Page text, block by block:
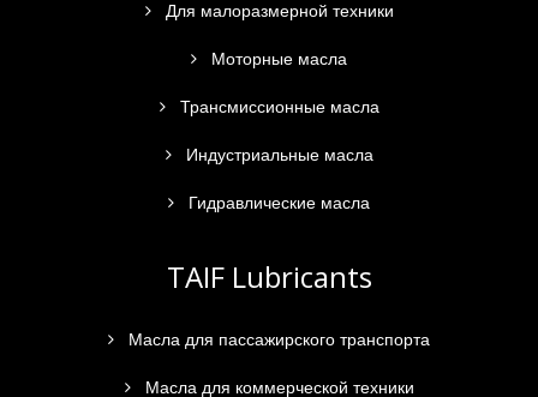
Для малоразмерной техники
Моторные масла
Трансмиссионные масла
Индустриальные масла
Гидравлические масла
TAIF Lubricants
Масла для пассажирского транспорта
Масла для коммерческой техники